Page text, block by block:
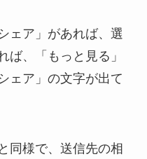
ェア」があれば、選
ば、「もっと見る」
ェア」の文字が出て
同様で、送信先の相